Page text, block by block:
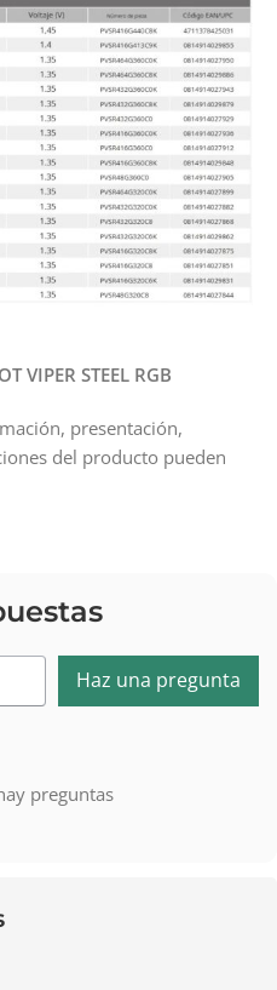
VIPER STEEL RGB
presentación,
del producto pueden
Haz una pregunta
preguntas